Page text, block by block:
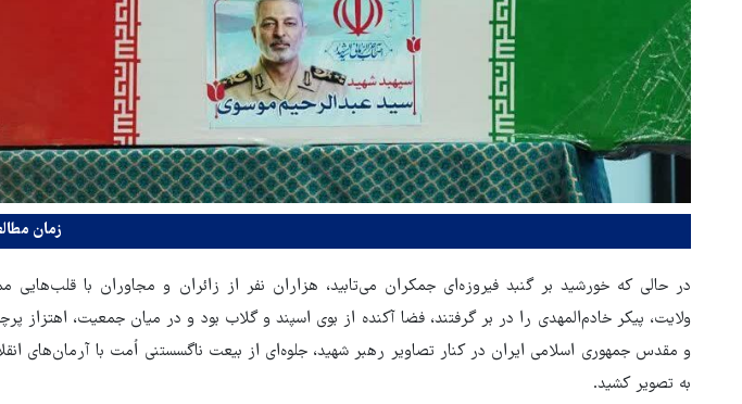
زمان مطالعه: ۲
در حالی که خورشید بر گنبد فیروزه‌ای جمکران می‌تابید، هزاران نفر از زائران و مجاوران با قلب‌هایی
ولایت، پیکر خادم‌المهدی را در بر گرفتند، فضا آکنده از بوی اسپند و گلاب بود و در میان جمعیت، اهتزاز
و مقدس جمهوری اسلامی ایران در کنار تصاویر رهبر شهید، جلوه‌ای از بیعت ناگسستنی اُمت با آرمان‌های
به تصویر کشید.